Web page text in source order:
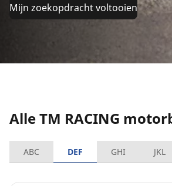
Mijn zoekopdracht voltooien
Alle TM RACING
ABC DEF GHI JKL